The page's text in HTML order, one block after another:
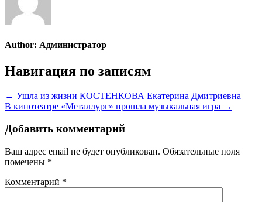
Author: Администратор
Навигация по записям
← Ушла из жизни КОСТЕНКОВА Екатерина Дмитриевна
В кинотеатре «Металлург» прошла музыкальная игра →
Добавить комментарий
Ваш адрес email не будет опубликован. Обязательные поля
помечены *
Комментарий *